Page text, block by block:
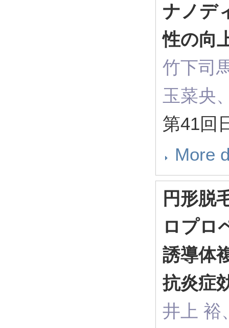
ナノデ
性の向
竹下司
玉菜央
第41回
More
円形脱
ロプロ
誘導体
抗炎症
井上 裕